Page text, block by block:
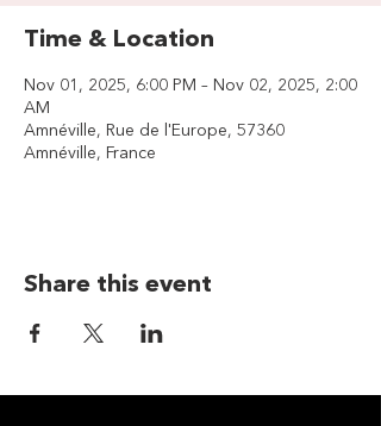
Time & Location
Nov 01, 2025, 6:00 PM – Nov 02, 2025, 2:00
AM
Amnéville, Rue de l'Europe, 57360
Amnéville, France
Share this event